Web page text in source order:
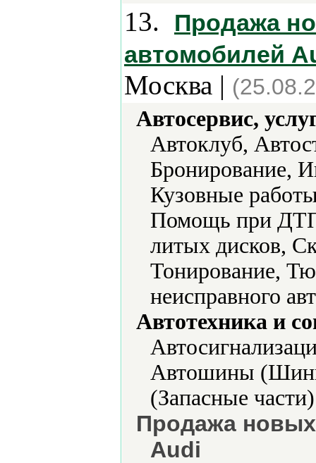
13.
Продажа
автомобилей
Москва |
Автосервис,
Автоклуб,
Бронирование,
Кузовные
Помощь при ДТП
литых дисков,
Тонирование,
неисправного
Автотехника и
Автошины
(Запасные
Продажа
Audi